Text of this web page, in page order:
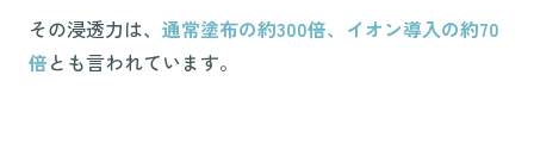
その浸透力は、 通常塗布の約300倍、イオン導入の約70
倍とも言われています。